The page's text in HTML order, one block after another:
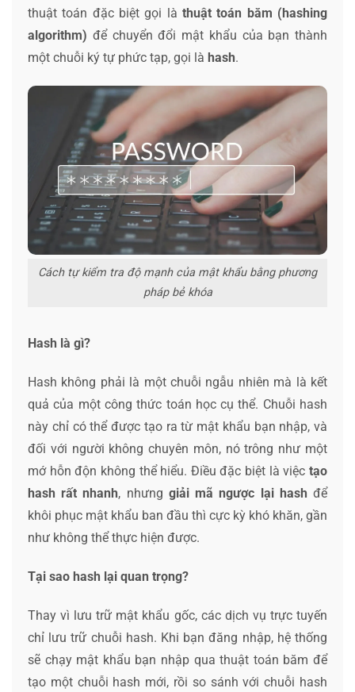
thuật toán đặc biệt gọi là thuật toán băm (hashing
algorithm) để chuyển đổi mật khẩu của bạn thành
một chuỗi ký tự phức tạp, gọi là hash.
Cách tự kiểm tra độ mạnh của mật khẩu bằng phương
pháp bẻ khóa
Hash là gì?
Hash không phải là một chuỗi ngẫu nhiên mà là kết
quả của một công thức toán học cụ thể. Chuỗi hash
này chỉ có thể được tạo ra từ mật khẩu bạn nhập, và
đối với người không chuyên môn, nó trông như một
mớ hỗn độn không thể hiểu. Điều đặc biệt là việc tạo
hash rất nhanh, nhưng giải mã ngược lại hash để
khôi phục mật khẩu ban đầu thì cực kỳ khó khăn, gần
như không thể thực hiện được.
Tại sao hash lại quan trọng?
Thay vì lưu trữ mật khẩu gốc, các dịch vụ trực tuyến
chỉ lưu trữ chuỗi hash. Khi bạn đăng nhập, hệ thống
sẽ chạy mật khẩu bạn nhập qua thuật toán băm để
tạo một chuỗi hash mới, rồi so sánh với chuỗi hash